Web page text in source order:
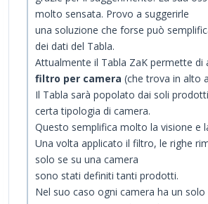
molto sensata. Provo a suggerirle
una soluzione che forse può
dei dati del Tabla.
Attualmente il Tabla ZaK permette di
filtro per camera (che trova in alto
Il Tabla sarà popolato dai soli
certa tipologia di camera.
Questo semplifica molto la visione e
Una volta applicato il filtro, le righe
solo se su una camera
sono stati definiti tanti prodotti.
Nel suo caso ogni camera ha un